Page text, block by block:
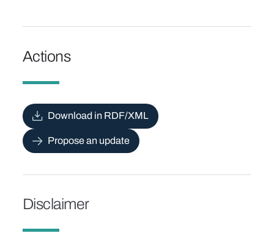
Actions
Download in RDF/XML
Propose an update
Disclaimer